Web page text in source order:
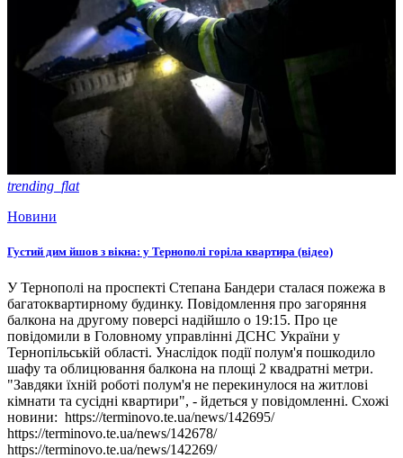
trending_flat
Новини
Густий дим йшов з вікна: у Тернополі горіла квартира (відео)
У Тернополі на проспекті Степана Бандери сталася пожежа в
багатоквартирному будинку. Повідомлення про загоряння
балкона на другому поверсі надійшло о 19:15. Про це
повідомили в Головному управлінні ДСНС України у
Тернопільській області. Унаслідок події полум'я пошкодило
шафу та облицювання балкона на площі 2 квадратні метри.
"Завдяки їхній роботі полум'я не перекинулося на житлові
кімнати та сусідні квартири", - йдеться у повідомленні. Схожі
новини: https://terminovo.te.ua/news/142695/
https://terminovo.te.ua/news/142678/
https://terminovo.te.ua/news/142269/